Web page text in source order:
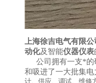
上海徐吉电气有限公
动化及智能仪器仪表
公司拥有一支*的
和吸进了一大批集
计、供应、调试、维修